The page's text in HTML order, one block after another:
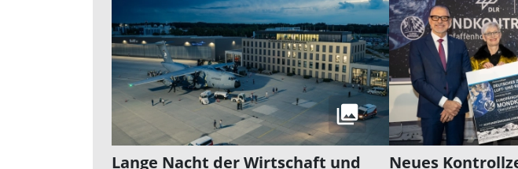
Lange Nacht der Wirtschaft und Neues